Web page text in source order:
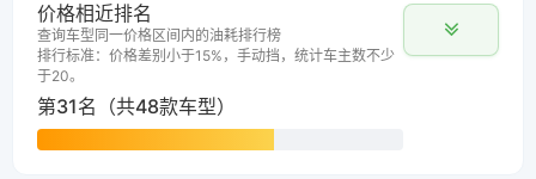
价格相近排名
查询车型同一价格区间内的油耗排行榜
排行标准：价格差别小于15%，手动挡，统计车主数不少
于20。
第31名（共48款车型）